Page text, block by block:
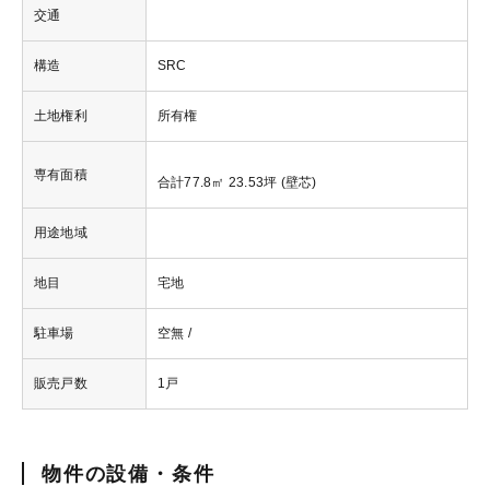
交通
構造 SRC
土地権利 所有権
専有面積
合計77.8㎡ 23.53坪 (壁芯)
用途地域
地目 宅地
駐車場 空無 /
販売戸数 1戸
物件の設備・条件